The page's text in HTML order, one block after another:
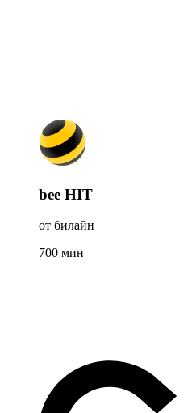
bee HIT
от билайн
700 мин